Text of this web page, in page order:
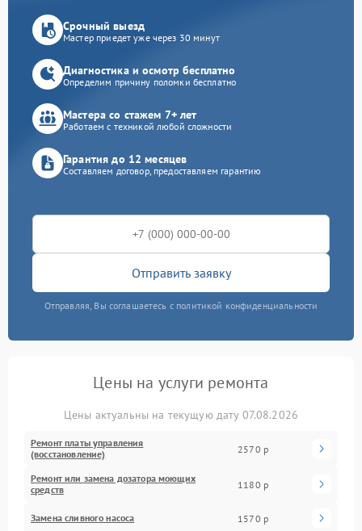
Срочный выезд
Мастер приедет уже через 30 минут
Диагностика и осмотр бесплатно
Определим причину поломки бесплатно
Мастера со стажем 7+ лет
Работаем с техникой любой сложности
Гарантия до 12 месяцев
Составляем договор, предоставляем гарантию
Отправить заявку
Отправляя, Вы соглашаетесь с политикой конфиденциальности
Цены на услуги ремонта
Цены актуальны на текущую дату 07.08.2026
Ремонт платы управления
(восстановление)
2570 р
Ремонт или замена дозатора моющих
средств
1180 р
Замена сливного насоса 1570 р